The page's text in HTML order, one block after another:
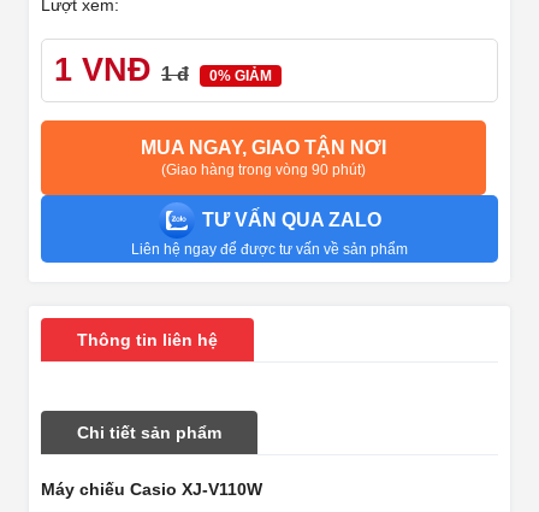
Lượt xem:
1 VNĐ 1 đ 0% GIẢM
MUA NGAY, GIAO TẬN NƠI
(Giao hàng trong vòng 90 phút)
TƯ VẤN QUA ZALO
Liên hệ ngay để được tư vấn về sản phẩm
Thông tin liên hệ
Chi tiết sản phẩm
Máy chiếu Casio XJ-V110W